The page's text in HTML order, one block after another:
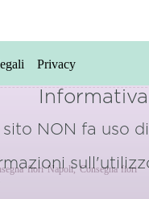
Privacy
fiori Napoli,Consegna fiori
sito NON fa uso